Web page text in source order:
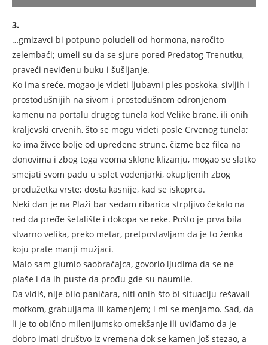
3.
…gmizavci bi potpuno poludeli od hormona, naročito
zelembaći; umeli su da se sjure pored Predatog Trenutku,
praveći neviđenu buku i šušljanje.
Ko ima sreće, mogao je videti ljubavni ples poskoka, sivljih i
prostodušnijih na sivom i prostodušnom odronjenom
kamenu na portalu drugog tunela kod Velike brane, ili onih
kraljevski crvenih, što se mogu videti posle Crvenog tunela;
ko ima živce bolje od upredene strune, čizme bez filca na
đonovima i zbog toga veoma sklone klizanju, mogao se slatko
smejati svom padu u splet vodenjarki, okupljenih zbog
produžetka vrste; dosta kasnije, kad se iskoprca.
Neki dan je na Plaži bar sedam ribarica strpljivo čekalo na
red da pređe šetalište i dokopa se reke. Pošto je prva bila
stvarno velika, preko metar, pretpostavljam da je to ženka
koju prate manji mužjaci.
Malo sam glumio saobraćajca, govorio ljudima da se ne
plaše i da ih puste da prođu gde su naumile.
Da vidiš, nije bilo paničara, niti onih što bi situaciju rešavali
motkom, grabuljama ili kamenjem; i mi se menjamo. Sad, da
li je to obično milenijumsko omekšanje ili uviđamo da je
dobro imati društvo iz vremena dok se kamen još stezao, a